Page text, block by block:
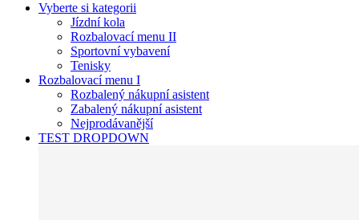
Vyberte si kategorii
Jízdní kola
Rozbalovací menu II
Sportovní vybavení
Tenisky
Rozbalovací menu I
Rozbalený nákupní asistent
Zabalený nákupní asistent
Nejprodávanější
TEST DROPDOWN